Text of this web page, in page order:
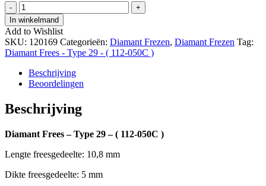
-
Diamant
Frees
-
Type
29
-
(
112-
050C
hoeveelheid
+
In winkelmand
Add to Wishlist
SKU: 120169 Categorieën: Diamant Frezen, Diamant Frezen Tag:
Diamant Frees - Type 29 - ( 112-050C )
Beschrijving
Beoordelingen
Beschrijving
Diamant Frees – Type 29 – ( 112-050C )
Lengte freesgedeelte: 10,8 mm
Dikte freesgedeelte: 5 mm